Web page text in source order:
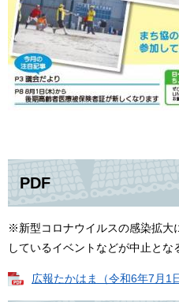
PDF
※新型コロナウイルスの感染拡大
しているイベントなどが中止とな
広報たかはま（令和6年7月1